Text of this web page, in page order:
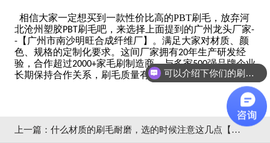
相信大家一定想买到一款性价比高的PBT刷毛，放弃河
北沧州塑胶PBT刷毛吧，来选择上面提到的广州龙头厂家-
-【广州市南沙明旺合成纤维厂】。满足大家对材质、颜
色、规格的定制化要求。这间厂家拥有20年生产研发经
验，合作超过2000+家毛刷制造商，与多家500强品牌企业
长期保持合作关系，刷毛质量有保证。
上一篇： 什么材质的刷毛耐磨，选的时候注意这几点【明
可以介绍下你们的刷丝吗？